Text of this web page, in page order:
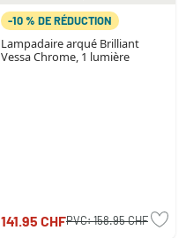
-10 % DE RÉDUCTION
Lampadaire arqué Brilliant
Vessa Chrome, 1 lumière
141.95 CHFPVC:158.95 CHF